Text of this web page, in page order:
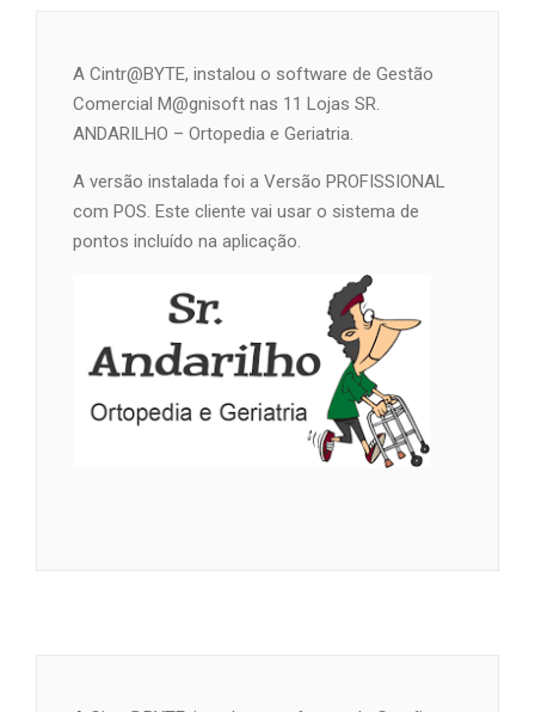
A Cintr@BYTE, instalou o software de Gestão
Comercial M@gnisoft nas 11 Lojas SR.
ANDARILHO – Ortopedia e Geriatria.
A versão instalada foi a Versão PROFISSIONAL
com POS. Este cliente vai usar o sistema de
pontos incluído na aplicação.